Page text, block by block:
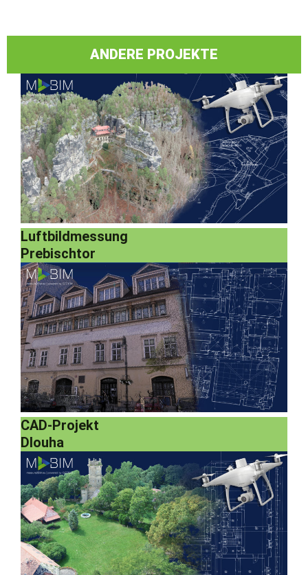
ANDERE PROJEKTE
Luftbildmessung
Prebischtor
CAD-Projekt
Dlouha